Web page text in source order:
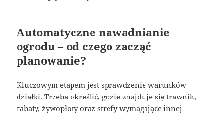
Automatyczne nawadnianie
ogrodu – od czego zacząć
planowanie?
Kluczowym etapem jest sprawdzenie warunków
działki. Trzeba określić, gdzie znajduje się trawnik,
rabaty, żywopłoty oraz strefy wymagające innej